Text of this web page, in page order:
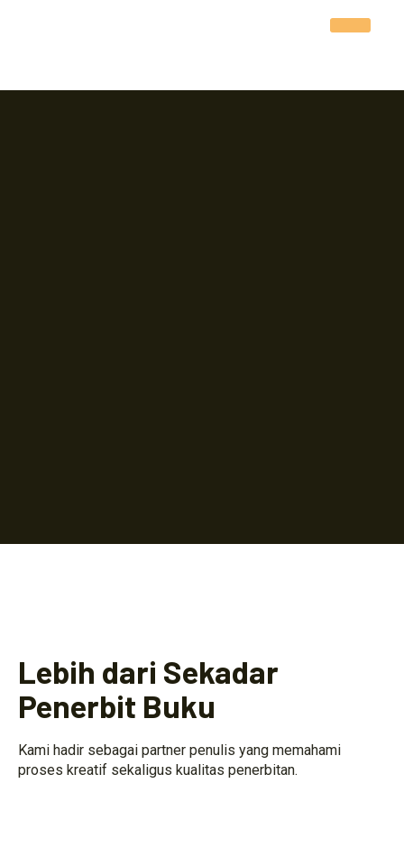
Lebih dari Sekadar
Penerbit Buku
Kami hadir sebagai partner penulis yang memahami
proses kreatif sekaligus kualitas penerbitan.